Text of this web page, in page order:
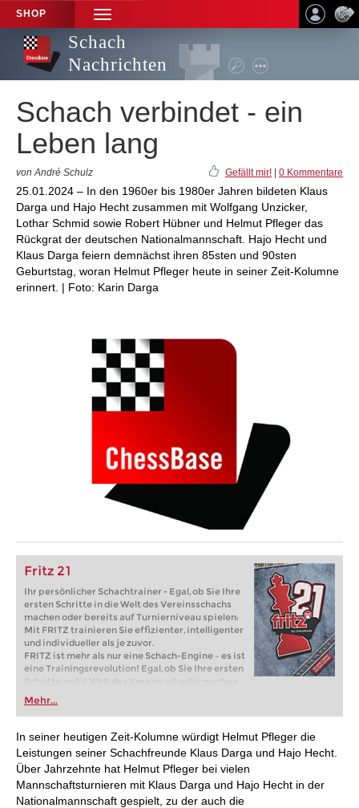
SHOP
TOGGLE
NAVIGATION
Schach
Nachrichten
Schach verbindet - ein
Leben lang
von André Schulz Gefällt mir! 0 Kommentare
25.01.2024 – In den 1960er bis 1980er Jahren bildeten Klaus
Darga und Hajo Hecht zusammen mit Wolfgang Unzicker,
Lothar Schmid sowie Robert Hübner und Helmut Pfleger das
Rückgrat der deutschen Nationalmannschaft. Hajo Hecht und
Klaus Darga feiern demnächst ihren 85sten und 90sten
Geburtstag, woran Helmut Pfleger heute in seiner Zeit-Kolumne
erinnert. | Foto: Karin Darga
Fritz 21
Ihr persönlicher Schachtrainer - Egal, ob Sie Ihre
ersten Schritte in die Welt des Vereinsschachs
machen oder bereits auf Turnierniveau spielen:
Mit FRITZ trainieren Sie effizienter, intelligenter
und individueller als je zuvor.
FRITZ ist mehr als nur eine Schach-Engine – es ist
eine Trainingsrevolution! Egal, ob Sie Ihre ersten
Schritte in die Welt des Vereinsschachs machen
oder bereits auf Turnierniveau spielen: Mit
FRITZ trainieren Sie effizienter, intelligenter und
individueller als je zuvor.
Mehr...
In seiner heutigen Zeit-Kolumne würdigt Helmut Pfleger die
Leistungen seiner Schachfreunde Klaus Darga und Hajo Hecht.
Über Jahrzehnte hat Helmut Pfleger bei vielen
Mannschaftsturnieren mit Klaus Darga und Hajo Hecht in der
Nationalmannschaft gespielt, zu der auch die